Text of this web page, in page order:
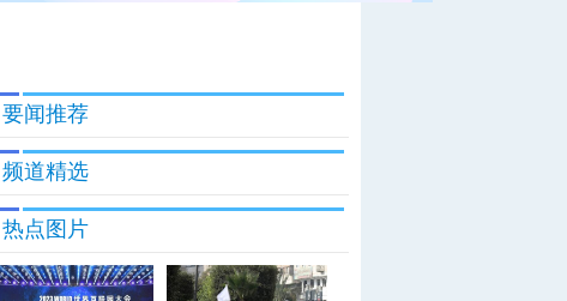
要闻推荐
频道精选
热点图片